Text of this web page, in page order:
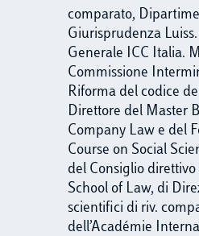
comparato,
Giurisprudenza
Generale ICC Italia.
Commissione
Riforma del codice
Direttore del Master
Company Law e del
Course on Social
del Consiglio direttivo
School of Law, di
scientifici di riv.
dell’Académie